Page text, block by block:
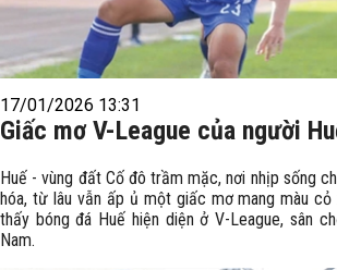
17/01/2026 13:31
Giấc mơ V-League của người
Huế - vùng đất Cố đô trầm mặc, nơi nhịp sống
hóa, từ lâu vẫn ấp ủ một giấc mơ mang màu
thấy bóng đá Huế hiện diện ở V-League, sân
Nam.